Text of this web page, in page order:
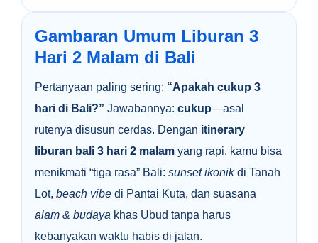
Gambaran Umum Liburan 3
Hari 2 Malam di Bali
Pertanyaan paling sering: “Apakah cukup 3
hari di Bali?” Jawabannya: cukup—asal
rutenya disusun cerdas. Dengan itinerary
liburan bali 3 hari 2 malam yang rapi, kamu bisa
menikmati “tiga rasa” Bali: sunset ikonikdi Tanah
Lot, beach vibe di Pantai Kuta, dan suasana
alam & budaya khas Ubud tanpa harus
kebanyakan waktu habis di jalan.